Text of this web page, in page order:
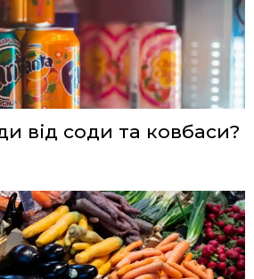
від соди та ковбаси?